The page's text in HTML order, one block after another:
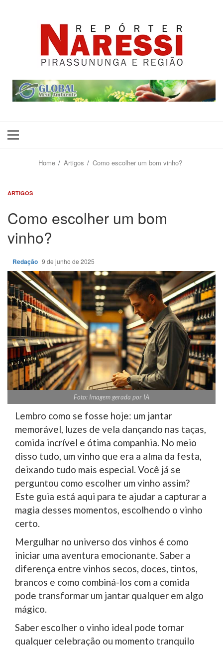
Primary
Home Artigos Como escolher um bom vinho?
ARTIGOS
Como escolher um bom
vinho?
Redação 9 de junho de 2025
Foto: Imagem gerada por IA
Lembro como se fosse hoje: um jantar
memorável, luzes de vela dançando nas taças,
comida incrível e ótima companhia. No meio
disso tudo, um vinho que era a alma da festa,
deixando tudo mais especial. Você já se
perguntou como escolher um vinho assim?
Este guia está aqui para te ajudar a capturar a
magia desses momentos, escolhendo o vinho
certo.
Mergulhar no universo dos vinhos é como
iniciar uma aventura emocionante. Saber a
diferença entre vinhos secos, doces, tintos,
brancos e como combiná-los com a comida
pode transformar um jantar qualquer em algo
mágico.
Saber escolher o vinho ideal pode tornar
qualquer celebração ou momento tranquilo